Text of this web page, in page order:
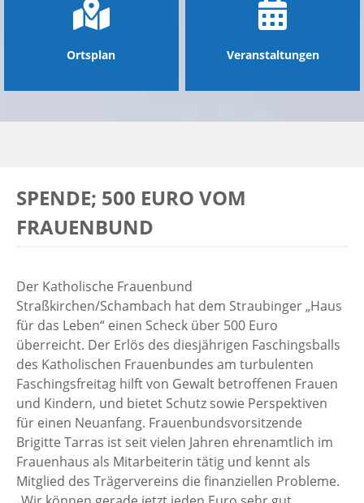
Ortsplan Veranstaltungen
SPENDE; 500 EURO VOM
FRAUENBUND
Der Katholische Frauenbund
Straßkirchen/Schambach hat dem Straubinger „Haus
für das Leben“ einen Scheck über 500 Euro
überreicht. Der Erlös des diesjährigen Faschingsballs
des Katholischen Frauenbundes am turbulenten
Faschingsfreitag hilft von Gewalt betroffenen Frauen
und Kindern, und bietet Schutz sowie Perspektiven
für einen Neuanfang. Frauenbundsvorsitzende
Brigitte Tarras ist seit vielen Jahren ehrenamtlich im
Frauenhaus als Mitarbeiterin tätig und kennt als
Mitglied des Trägervereins die finanziellen Probleme.